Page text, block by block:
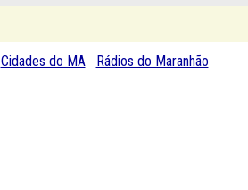
Cidades do MA Rádios do Maranhão